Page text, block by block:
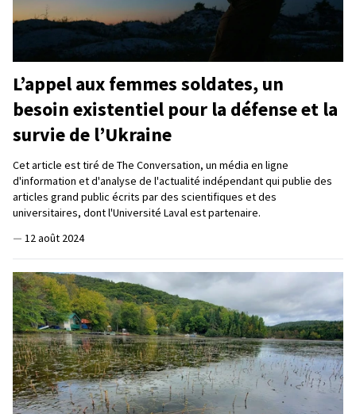
L’appel aux femmes soldates, un
besoin existentiel pour la défense et la
survie de l’Ukraine
Cet article est tiré de The Conversation, un média en ligne
d'information et d'analyse de l'actualité indépendant qui publie des
articles grand public écrits par des scientifiques et des
universitaires, dont l'Université Laval est partenaire.
— 12 août 2024